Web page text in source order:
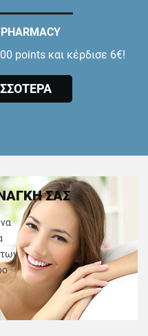
points και κέρδισε 6€!
ΣΑΣ